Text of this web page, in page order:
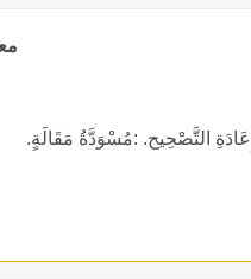
التَّصْحِيح. :مُسْوَدَّةُ مَقَالَةٍ.